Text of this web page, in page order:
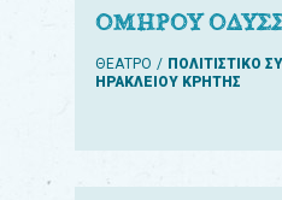
ΟΜΗΡΟΥ
ΘΕΑΤΡΟ
ΠΟΛΙΤΙΣΤΙΚΟ
ΗΡΑΚΛΕΙΟΥ ΚΡΗΤΗΣ